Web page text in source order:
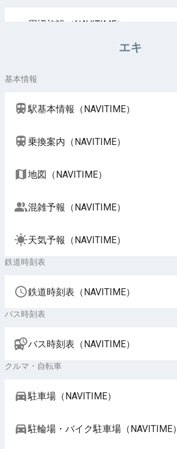
周辺施設（NAVITIME）
エキ
基本情報
駅基本情報（NAVITIME）
乗換案内（NAVITIME）
地図（NAVITIME）
混雑予報（NAVITIME）
天気予報（NAVITIME）
鉄道時刻表
鉄道時刻表（NAVITIME）
バス時刻表
バス時刻表（NAVITIME）
クルマ・自転車
駐車場（NAVITIME）
駐輪場・バイク駐車場（NAVITIME）